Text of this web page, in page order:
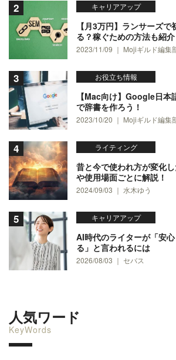
キャリアアップ
【月3万円】ランサーズ
る？稼ぐための方法も紹介
2023/11/09 ｜ Mojiギルド編集
お役立ち情報
【Mac向け】Google日本
で辞書を作ろう！
2023/10/20 ｜ Mojiギルド編集
ライティング
昔と今で使われ方が変化
や使用場面ごとに解説！
2024/09/03 ｜ 水木ゆう
キャリアアップ
AI時代のライターが「安
る」と言われるには
2026/08/03 ｜ セバス
人気ワード
KeyWords